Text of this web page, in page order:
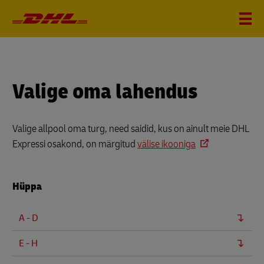
Valige oma lahendus
Valige allpool oma turg, need saidid, kus on ainult meie DHL
Expressi osakond, on märgitudvälise ikooniga
Hüppa
A - D
E - H